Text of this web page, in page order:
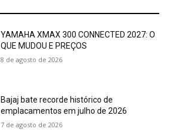
YAMAHA XMAX 300 CONNECTED 2027: O
QUE MUDOU E PREÇOS
8 de agosto de 2026
Bajaj bate recorde histórico de
emplacamentos em julho de 2026
7 de agosto de 2026